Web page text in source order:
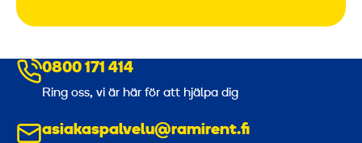
0800 171 414
Ring oss, vi är här för att hjälpa dig
asiakaspalvelu@ramirent.fi